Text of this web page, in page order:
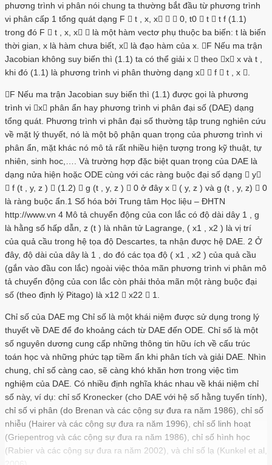
phương trình vi phân nói chung ta thường bắt đầu từ phương trình
vi phân cấp 1 tổng quát dạng F  t , x, x   0, t0  t  t f (1.1)
trong đó F  t , x, x  là một hàm vectơ phụ thuộc ba biến: t là biến
thời gian, x là hàm chưa biết, x là đạo hàm của x. F Nếu ma trận
Jacobian không suy biến thì (1.1) ta có thể giải x  theo x x và t ,
khi đó (1.1) là phương trình vi phân thường dạng x  f  t , x .
F Nếu ma trận Jacobian suy biến thì (1.1) được gọi là phương
trình vi x phân ẩn hay phương trình vi phân đại số (DAE) dạng
tổng quát. Phương trình vi phân đại số thường tập trung nghiên cứu
về mặt lý thuyết, nó là một bộ phận quan trọng của phương trình vi
phân ẩn, mặt khác nó mô tả rất nhiều hiện tượng trong kỹ thuật, tự
nhiên, sinh hoc,…. Và trường hợp đặc biệt quan trọng của DAE là
dạng nửa hiện hoặc ODE cùng với các ràng buộc đại số dạng  y
 f (t , y, z )  (1.2)  g (t , y, z )  0 ở đây x  ( y, z ) và g (t , y, z)  0
là ràng buộc ẩn.1 Số hóa bởi Trung tâm Học liệu – ĐHTN
http://www.vn 4 Mô tả chuyển động của con lắc có độ dài dây 1 , g
là hằng số hấp dẫn, z (t ) là nhân tử Lagrange, ( x1 , x2 ) là vị trí
của quả cầu trong hệ tọa độ Descartes, ta nhận được hệ DAE. 2 Ở
đây, độ dài của dây là 1 , do đó các tọa độ ( x1 , x2 ) của quả cầu
(gắn vào đầu con lắc) ngoài việc thỏa mãn phương trình vi phân mô
tả chuyển động của con lắc còn phải thỏa mãn một ràng buộc đại
số (theo định lý Pitago) là x12  x22  1.
Chỉ số của DAE mg Chỉ số là một khái niệm được sử dụng trong lý
thuyết về DAE để đo khoảng cách từ DAE đến ODE. Chỉ số là một
số nguyên dương cung cấp những thông tin hữu ích về cấu trúc
toán học và những phức tạp tiềm ẩn khi phân tích và giải DAE. Nhìn
chung, chỉ số càng cao, sẽ càng khó khăn hơn trong việc tìm
nghiệm của DAE. Có nhiều định nghĩa khác nhau về khái niệm chỉ
số này, ví dụ: chỉ số Kronecker (cho DAE với hệ số hằng tuyến tính),
chỉ số vi phân (do Brenan và các cộng sự đưa ra năm 1986), chỉ số
nhiễu (Hairer và các cộng sự đưa ra năm 1996), chỉ số linh hoạt
(Griepentrog và các cộng sự đưa ra năm 1986), chỉ số hình học
(Rabier và các cộng sự đưa ra năm 2002), và chỉ số lạ (Kunkel et al,